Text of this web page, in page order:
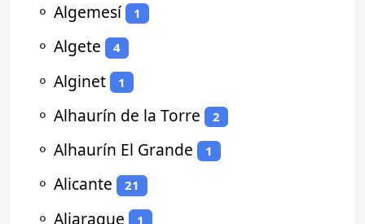
⚬ Algemesí 1
⚬ Algete 4
⚬ Alginet 1
⚬ Alhaurín de la Torre 2
⚬ Alhaurín El Grande 1
⚬ Alicante 21
⚬ Aljaraque 1